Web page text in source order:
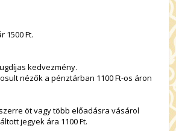
1500 Ft.
kedvezmény.
nézők a pénztárban 1100 Ft-os áron
öt vagy több előadásra vásárol
jegyek ára 1100 Ft.